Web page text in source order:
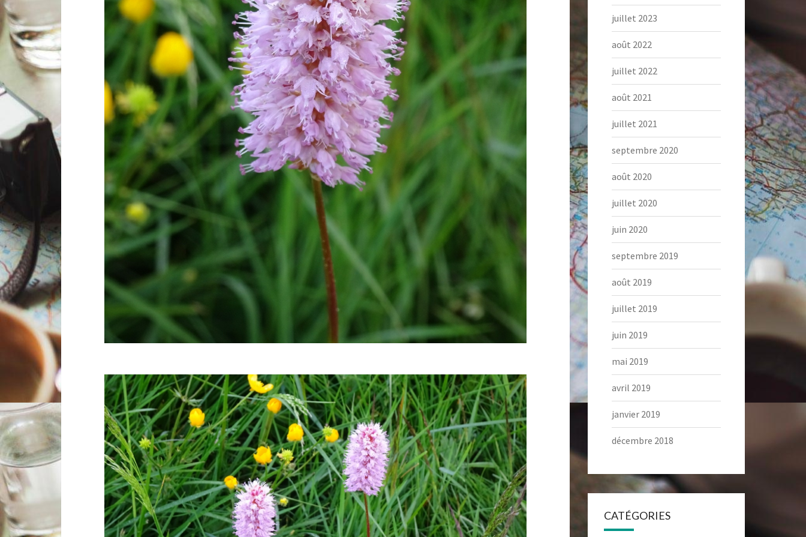
juillet 2023
août 2022
juillet 2022
août 2021
juillet 2021
septembre 2020
août 2020
juillet 2020
juin 2020
septembre 2019
août 2019
juillet 2019
juin 2019
mai 2019
avril 2019
janvier 2019
décembre 2018
CATÉGORIES